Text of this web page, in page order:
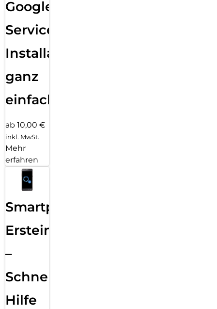
Google
Services
Installation
ganz
einfach
ab 10,00 €
inkl. MwSt.
Mehr
erfahren
Smartphone
Ersteinrichtung
–
Schnelle
Hilfe